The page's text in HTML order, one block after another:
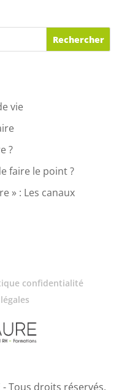
vie
?
faire le point ?
» : Les canaux
- Tous droits réservés.
confidentialité